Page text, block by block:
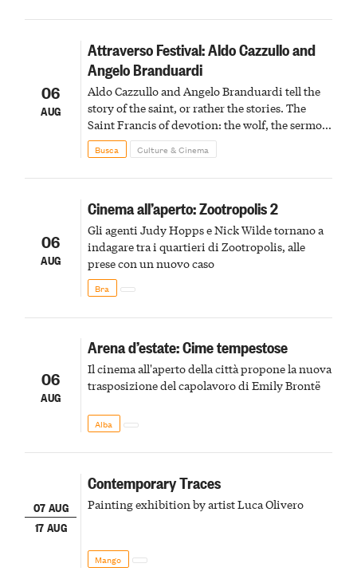
06
AUG
Attraverso Festival: Aldo Cazzullo and
Angelo Branduardi
Aldo Cazzullo and Angelo Branduardi tell the
story of the saint, or rather the stories. The
Saint Francis of devotion: the wolf, the sermon
to the birds, the stigmata
Busca Culture & Cinema
06
AUG
Cinema all’aperto: Zootropolis 2
Gli agenti Judy Hopps e Nick Wilde tornano a
indagare tra i quartieri di Zootropolis, alle
prese con un nuovo caso
Bra
06
AUG
Arena d’estate: Cime tempestose
Il cinema all'aperto della città propone la nuova
trasposizione del capolavoro di Emily Brontë
Alba
07 AUG
17 AUG
Contemporary Traces
Painting exhibition by artist Luca Olivero
Mango